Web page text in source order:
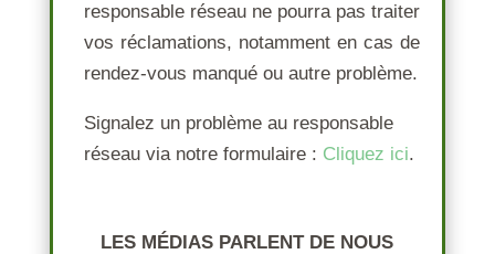
responsable réseau ne pourra pas traiter
vos réclamations, notamment en cas de
rendez-vous manquéou autre problème.
Signalez un problème au responsable
réseauvia notre formulaire : Cliquez ici.
LES MÉDIAS PARLENT DE NOUS